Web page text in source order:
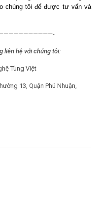
chúng tôi để được tư vấn và
liên hệ với chúng tôi:
Tùng Việt
13, Quận Phú Nhuận,